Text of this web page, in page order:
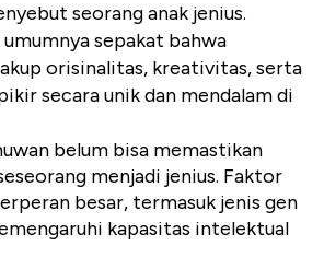
seorang anak jenius.
sepakat bahwa
orisinalitas, kreativitas, serta
secara unik dan mendalam di
belum bisa memastikan
menjadi jenius. Faktor
besar, termasuk jenis gen
kapasitas intelektual